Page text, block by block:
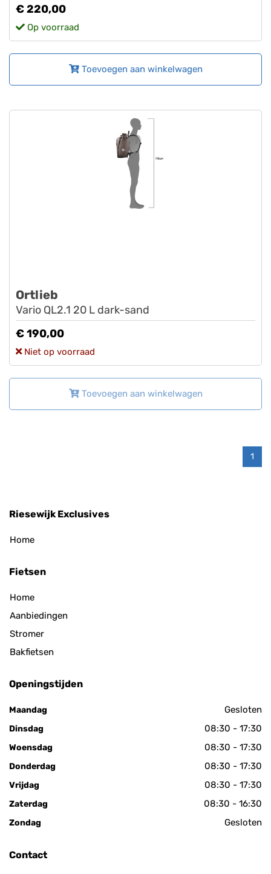
€ 220,00
Op voorraad
Toevoegen aan winkelwagen
Ortlieb
Vario QL2.1 20 L dark-sand
€ 190,00
Niet op voorraad
Toevoegen aan winkelwagen
1
Riesewijk Exclusives
Home
Fietsen
Home
Aanbiedingen
Stromer
Bakfietsen
Openingstijden
Maandag Gesloten
Dinsdag 08:30 - 17:30
Woensdag 08:30 - 17:30
Donderdag 08:30 - 17:30
Vrijdag 08:30 - 17:30
Zaterdag 08:30 - 16:30
Zondag Gesloten
Contact